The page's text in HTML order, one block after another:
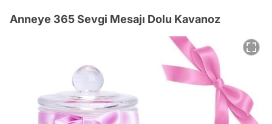
Anneye 365 Sevgi Mesajı Dolu Kavanoz